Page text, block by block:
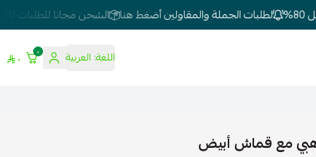
لطلبات الجملة والمقاولين أضغط هنا الشحن مجانا للطلبات 500 وفوق
اللغة: العربية ٠ ٠
مع قماش أبيض